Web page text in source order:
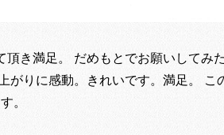
き満足。 だめもとでお願いしてみ
りに感動。きれいです。満足。 こ
。